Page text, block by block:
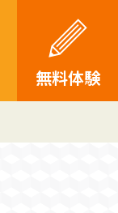
無料体験